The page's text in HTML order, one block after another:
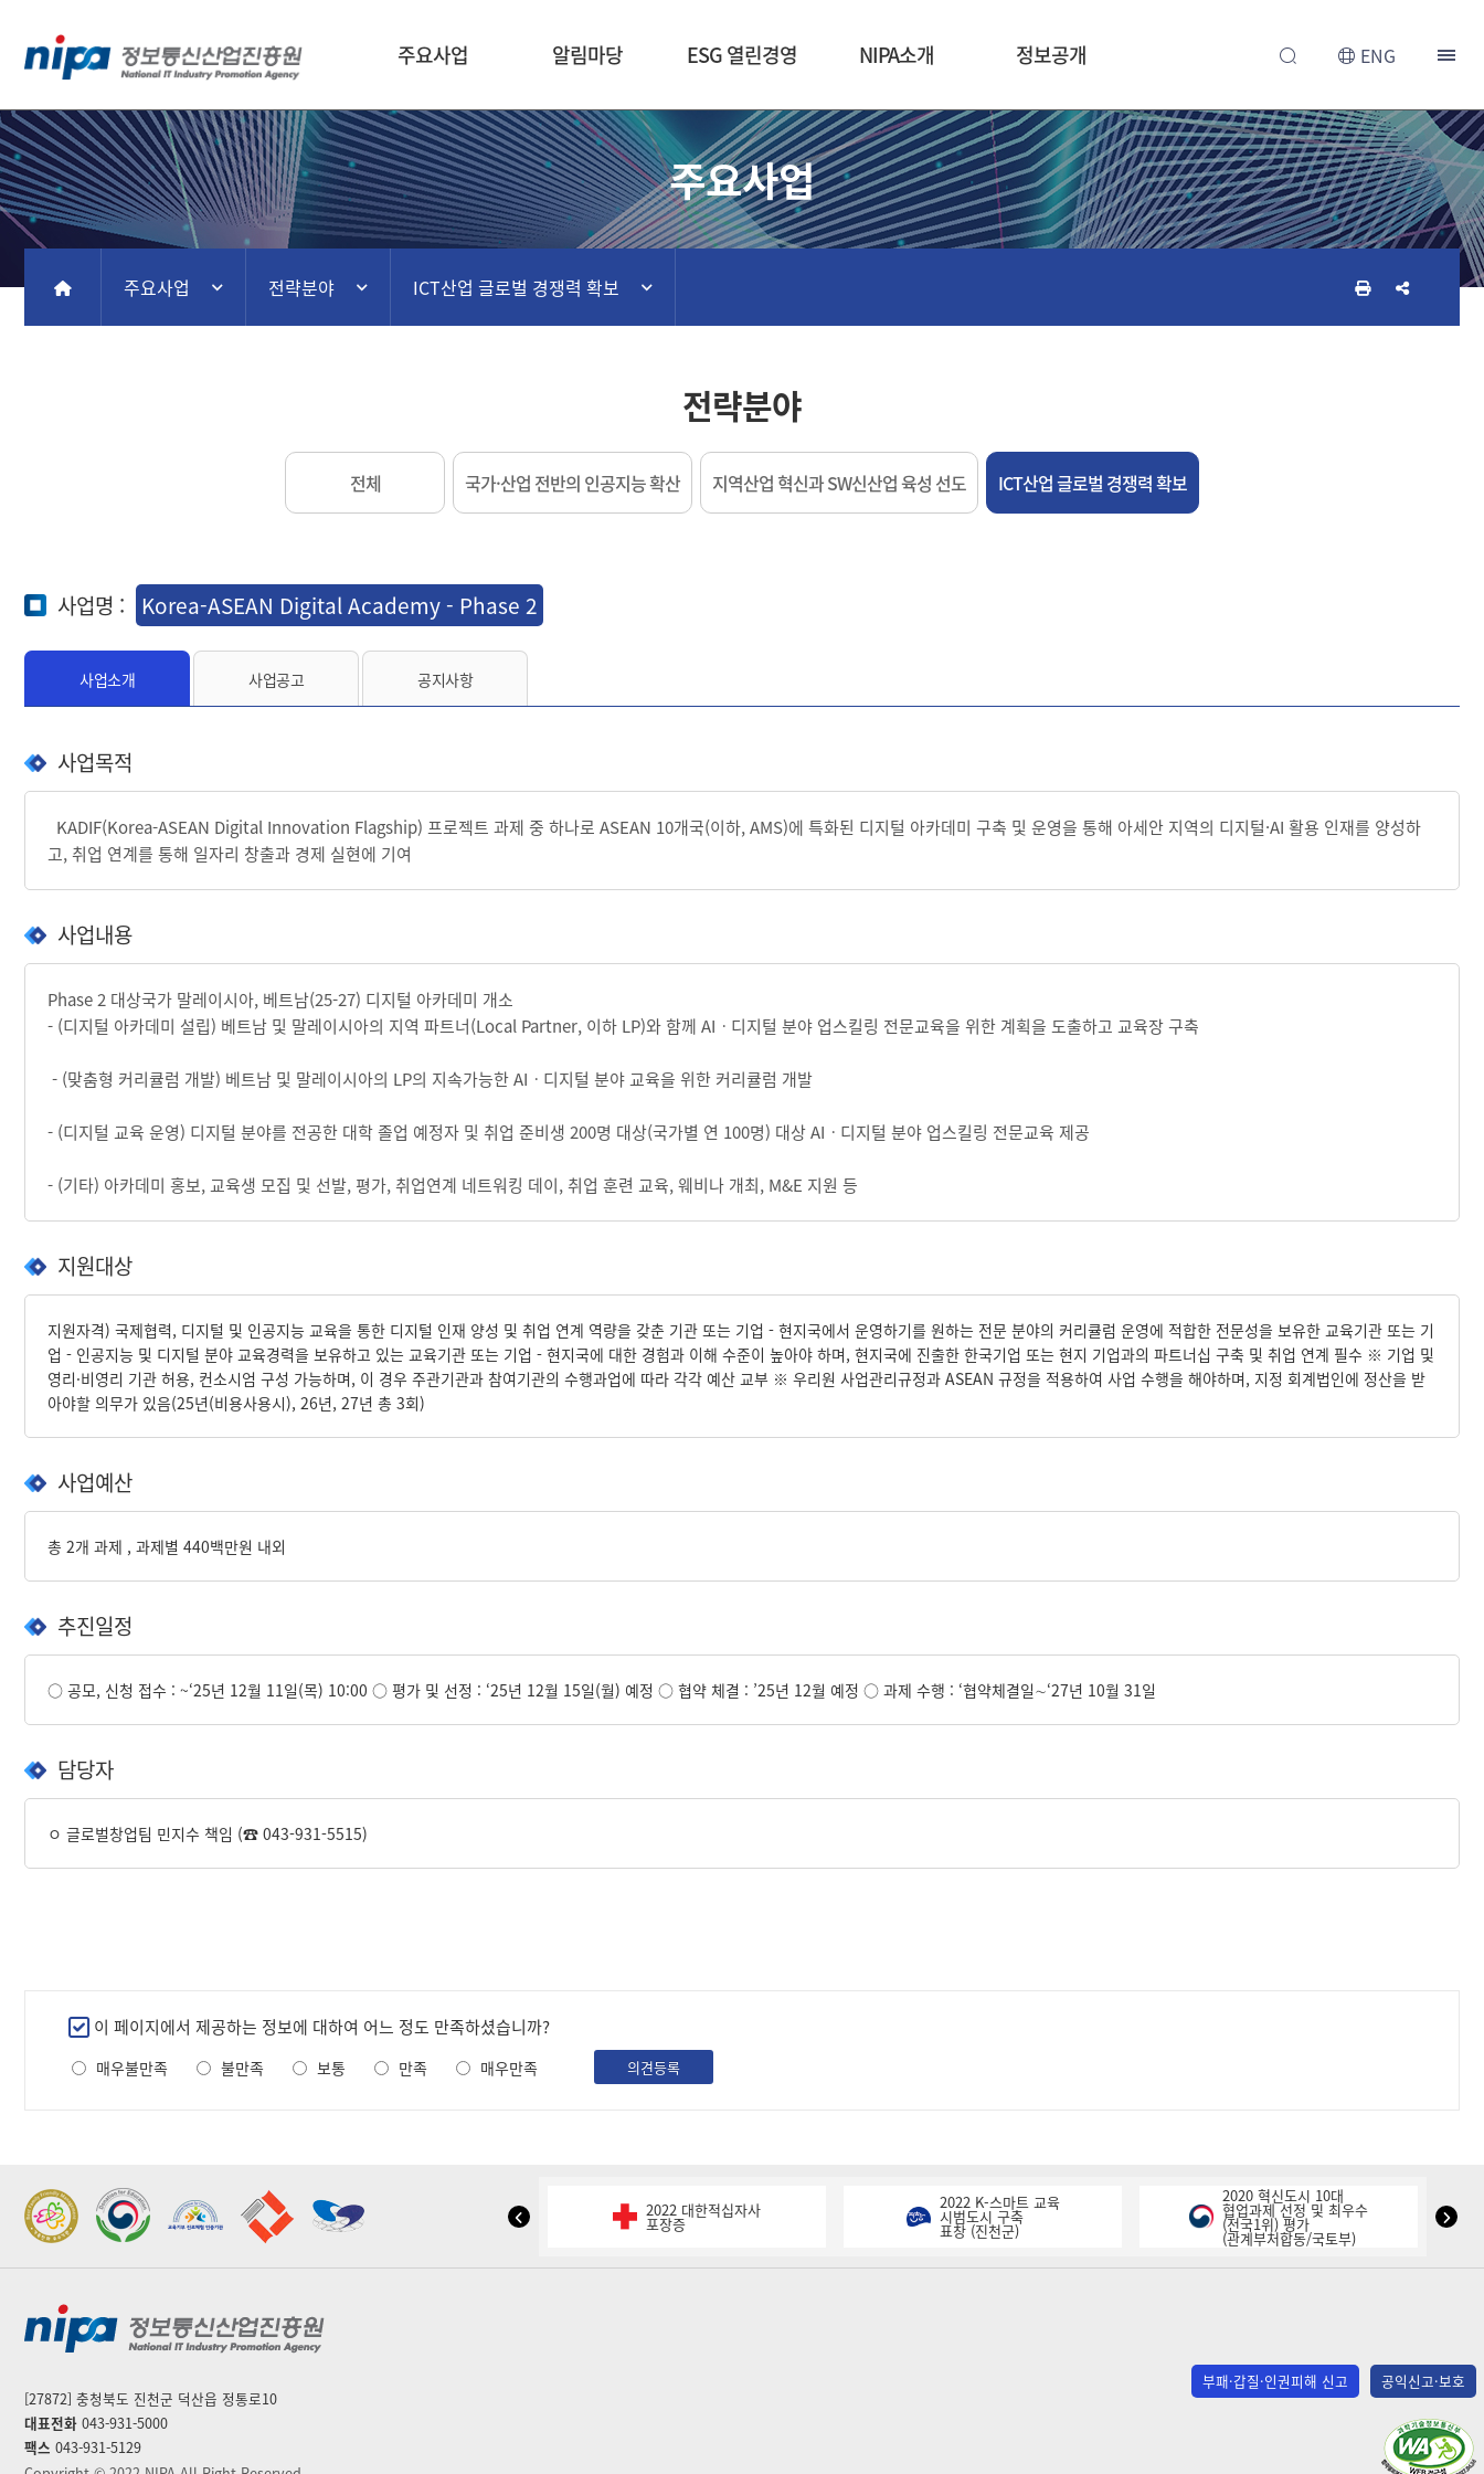
주요사업 알림마당 ESG 열린경영 NIPA소개 정보공개 ENG
주요사업
홈 주요사업 전략분야 ICT산업 글로벌 경쟁력 확보 인
쇄
기
공
유
기
전략분야
전체 국가·산업 전반의 인공지능 확산 지역산업 혁신과 SW신산업 육성 선도 ICT산업 글로벌 경쟁력 확보
사업명 : Korea-ASEAN Digital Academy - Phase 2
사업소개 사업공고 공지사항
사업목적
KADIF(Korea-ASEAN Digital Innovation Flagship) 프로젝트 과제 중 하나로 ASEAN 10개국(이하, AMS)에 특화된 디지털 아카데미 구축 및 운영을 통해 아세안 지역의 디지털·AI 활용 인재를 양성하
고, 취업 연계를 통해 일자리 창출과 경제 실현에 기여
사업내용
Phase 2 대상국가 말레이시아, 베트남(25-27) 디지털 아카데미 개소
- (디지털 아카데미 설립) 베트남 및 말레이시아의 지역 파트너(Local Partner, 이하 LP)와 함께 AIㆍ디지털 분야 업스킬링 전문교육을 위한 계획을 도출하고 교육장 구축
- (맞춤형 커리큘럼 개발) 베트남 및 말레이시아의 LP의 지속가능한 AIㆍ디지털 분야 교육을 위한 커리큘럼 개발
- (디지털 교육 운영) 디지털 분야를 전공한 대학 졸업 예정자 및 취업 준비생 200명 대상(국가별 연 100명) 대상 AIㆍ디지털 분야 업스킬링 전문교육 제공
- (기타) 아카데미 홍보, 교육생 모집 및 선발, 평가, 취업연계 네트워킹 데이, 취업 훈련 교육, 웨비나 개최, M&E 지원 등
지원대상
지원자격) 국제협력, 디지털 및 인공지능 교육을 통한 디지털 인재 양성 및 취업 연계 역량을 갖춘 기관 또는 기업 - 현지국에서 운영하기를 원하는 전문 분야의 커리큘럼 운영에 적합한 전문성을 보유한 교육기관 또는 기
업 - 인공지능 및 디지털 분야 교육경력을 보유하고 있는 교육기관 또는 기업 - 현지국에 대한 경험과 이해 수준이 높아야 하며, 현지국에 진출한 한국기업 또는 현지 기업과의 파트너십 구축 및 취업 연계 필수 ※ 기업 및
영리·비영리 기관 허용, 컨소시엄 구성 가능하며, 이 경우 주관기관과 참여기관의 수행과업에 따라 각각 예산 교부 ※ 우리원 사업관리규정과 ASEAN 규정을 적용하여 사업 수행을 해야하며, 지정 회계법인에 정산을 받
아야할 의무가 있음(25년(비용사용시), 26년, 27년 총 3회)
사업예산
총 2개 과제 , 과제별 440백만원 내외
추진일정
○ 공모, 신청 접수 : ~‘25년 12월 11일(목) 10:00 ○ 평가 및 선정 : ‘25년 12월 15일(월) 예정 ○ 협약 체결 : ’25년 12월 예정 ○ 과제 수행 : ‘협약체결일∼‘27년 10월 31일
담당자
ㅇ 글로벌창업팀 민지수 책임 (☎ 043-931-5515)
만
족
도
이 페이지에서 제공하는 정보에 대하여 어느 정도 만족하셨습니까?
매우불만족 불만족 보통 만족 매우만족 의견등록
NIPA
창
2022 가족친화우수기관
표창
2022 지역문제해결
플랫폼 표창
2022 대한적십자사
포장증
2022 K-스마트 교육
시범도시 구축
표창 (진천군)
2020 혁신도시 10대
협업과제 선정 및 최우수
(전국1위) 평가
(관계부처합동/국토부)
NIPA
창
라
이
[27872] 충청북도 진천군 덕산읍 정통로10
대표전화 043-931-5000
팩스 043-931-5129
부패·갑질·인권피해 신고 공익신고·보호
(사)
한